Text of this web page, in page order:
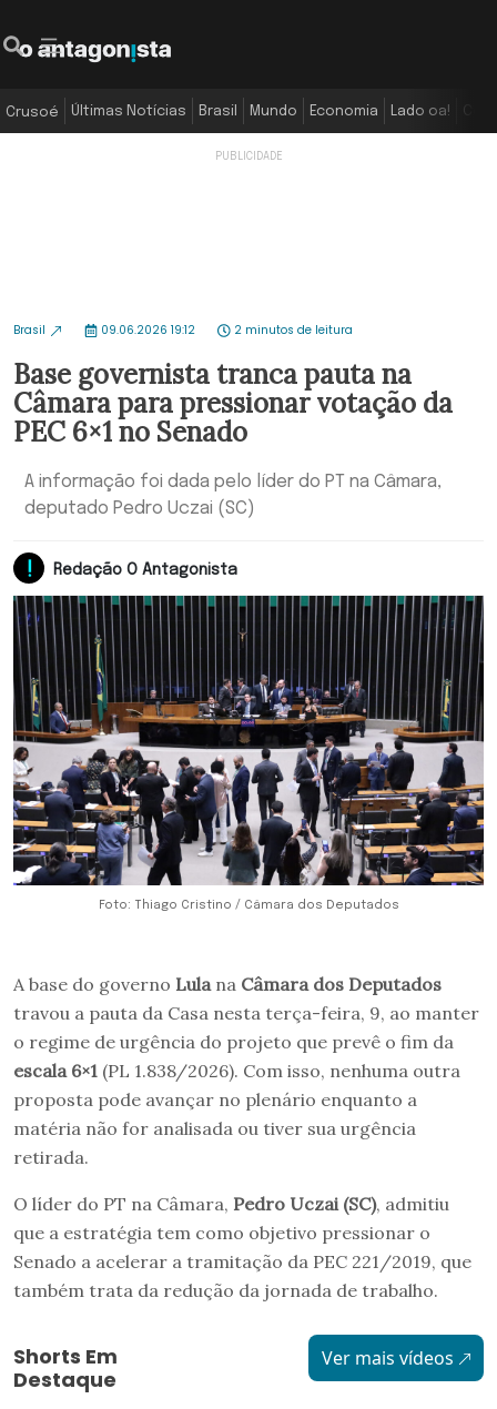
Crusoé Últimas Notícias Brasil Mundo Economia Lado oa!
Brasil 09.06.2026 19:12 2 minutos de leitura
Base governista tranca pauta na
Câmara para pressionar votação da
PEC 6×1 no Senado
A informação foi dada pelo líder do PT na Câmara,
deputado Pedro Uczai (SC)
Redação O Antagonista
Foto: Thiago Cristino / Câmara dos Deputados
A base do governo Lula na Câmara dos Deputados
travou a pauta da Casa nesta terça-feira, 9, ao manter
o regime de urgência do projeto que prevê o fim da
escala 6×1 (PL 1.838/2026). Com isso, nenhuma outra
proposta pode avançar no plenário enquanto a
matéria não for analisada ou tiver sua urgência
retirada.
O líder do PT na Câmara, Pedro Uczai (SC), admitiu
que a estratégia tem como objetivo pressionar o
Senado a acelerar a tramitação da PEC 221/2019, que
também trata da redução da jornada de trabalho.
Shorts Em
Destaque
Ver mais vídeos